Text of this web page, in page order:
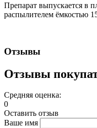
Препарат выпускается в
распылителем ёмкостью
Отзывы
Отзывы
Средняя оценка:
0
Оставить отзыв
Ваше имя